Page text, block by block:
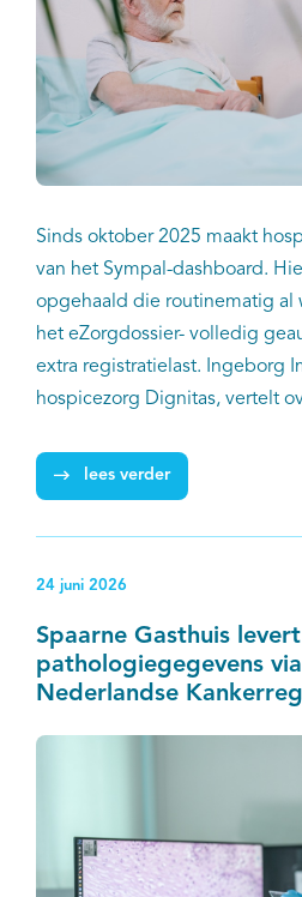
Sinds oktober 2025 maakt
van het Sympal-dashboard.
opgehaald die routinematig al
het eZorgdossier- volledig
extra registratielast. Ingeborg
hospicezorg Dignitas, vertelt
lees verder
24 juni 2026
Spaarne Gasthuis
pathologiegegevens
Nederlandse